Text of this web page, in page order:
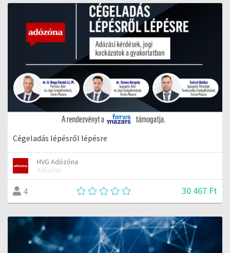
Cégeladás lépésről lépésre
HVG Adózóna
Adózóna
4 30 467 Ft